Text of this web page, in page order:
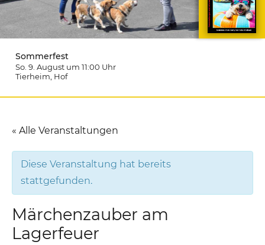
Sommerfest
So. 9. August um 11:00 Uhr
Tierheim , Hof
« Alle Veranstaltungen
Diese Veranstaltung hat bereits
stattgefunden.
Märchenzauber am
Lagerfeuer